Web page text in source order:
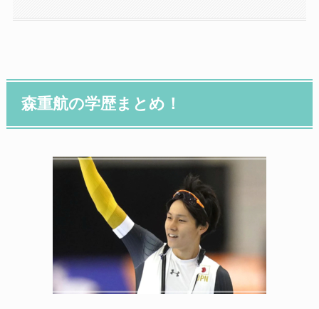
森重航の学歴まとめ！